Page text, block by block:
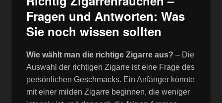
Fragen und Antworten: Was
Sie noch wissen sollten
Wie wählt man die richtige Zigarre aus? – Die
Auswahl der richtigen Zigarre ist eine Frage des
persönlichen Geschmacks. Ein Anfänger könnte
mit einer milden Zigarre beginnen, die weniger